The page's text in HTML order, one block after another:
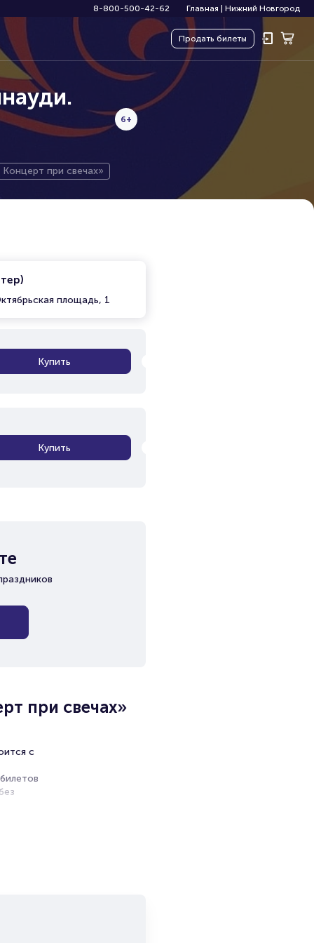
8-800-500-42-62 Главная Нижний Новгород
Продать билеты
6+
при свечах»
площадь, 1
Купить
Купить
при свечах»
с